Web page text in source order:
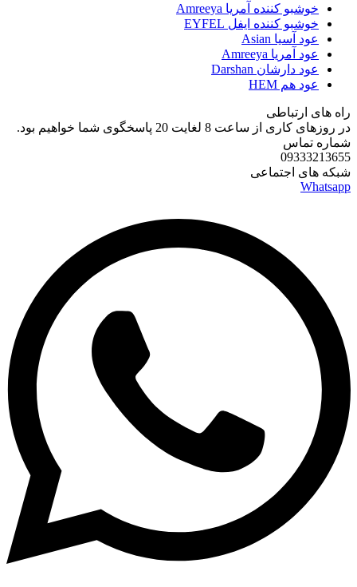
خوشبو کننده آمریا Amreeya
خوشبو کننده ایفل EYFEL
عود آسیا Asian
عود آمریا Amreeya
عود دارشان Darshan
عود هم HEM
راه های ارتباطی
در روزهای کاری از ساعت 8 لغایت 20 پاسخگوی شما خواهیم بود.
شماره تماس
09333213655
شبکه های اجتماعی
Whatsapp